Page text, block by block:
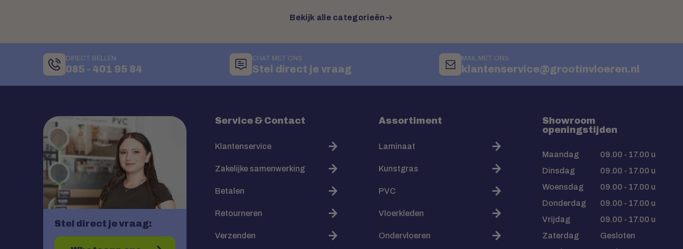
Bekijk alle categorieën
DIRECT BELLEN
085 - 401 95 84
CHAT MET ONS
Stel direct je vraag
MAIL MET ONS
klantenservice@grootinvloeren.nl
Stel direct je vraag:
Service & Contact
Klantenservice
Zakelijke samenwerking
Betalen
Retourneren
Verzenden
Assortiment
Laminaat
Kunstgras
PVC
Vloerkleden
Ondervloeren
Showroom
openingstijden
Maandag
09.00 - 17.00 u
Dinsdag
09.00 - 17.00 u
Woensdag
09.00 - 17.00 u
Donderdag
09.00 - 17.00 u
Vrijdag
09.00 - 17.00 u
Zaterdag
Gesloten